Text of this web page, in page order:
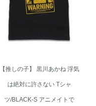
【推しの子】 黒川あかね 浮気
は絶対に許さない Tシャ
ツ/BLACK-S アニメイトで